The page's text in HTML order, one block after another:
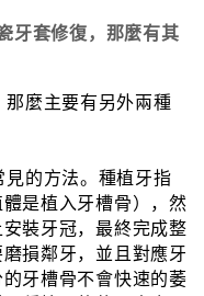
牙套修復，那麼有其
麼主要有另外兩種
的方法。種植牙指
是植入牙槽骨），然
裝牙冠，最終完成整
損鄰牙，並且對應牙
牙槽骨不會快速的萎